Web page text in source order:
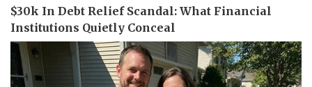
Tư vấn luật
Phân tích